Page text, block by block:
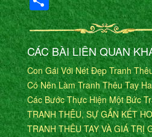
CÁC BÀI LIÊN QUAN
Con Gái Với Nét Đẹp Tranh
Có Nên Làm Tranh Thêu Tay
Các Bước Thực Hiện Một Bức
TRANH THÊU, SỰ GẮN KẾT
TRANH THÊU TAY VÀ GIÁ TRỊ